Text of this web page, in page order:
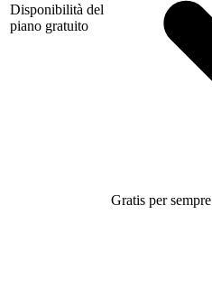
Disponibilità del
piano gratuito
Gratis per sempre